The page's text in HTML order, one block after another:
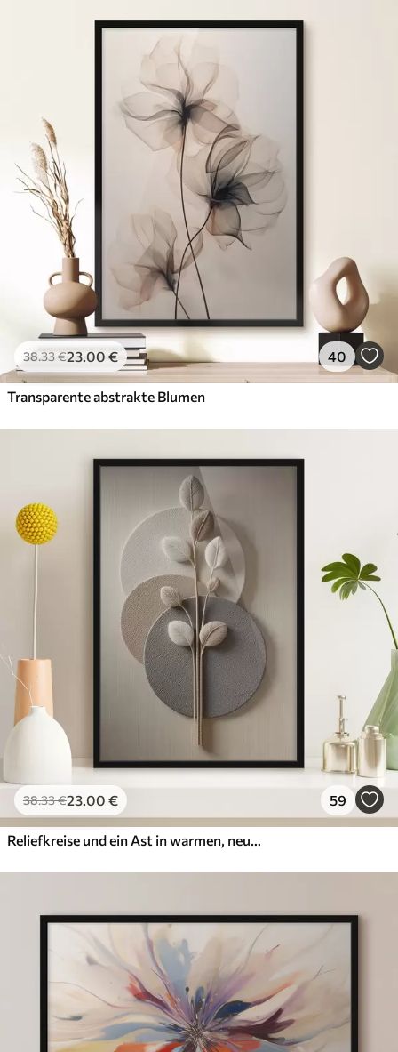
38.33€23.00 € 40
Transparente abstrakte Blumen
38.33€23.00 € 59
Reliefkreise und ein Ast in warmen, neutralen Farbtönen